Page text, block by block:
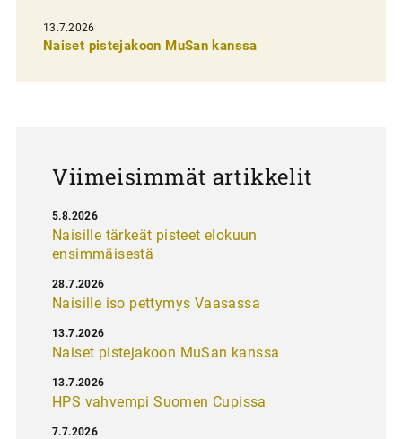
e
13.7.2026
Naiset pistejakoon MuSan kanssa
Viimeisimmät artikkelit
Naisille tärkeät pisteet elokuun
ensimmäisestä
5.8.2026
Naisille iso pettymys Vaasassa
28.7.2026
Naiset pistejakoon MuSan kanssa
13.7.2026
HPS vahvempi Suomen Cupissa
13.7.2026
7.7.2026